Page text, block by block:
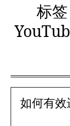
标签
如何有